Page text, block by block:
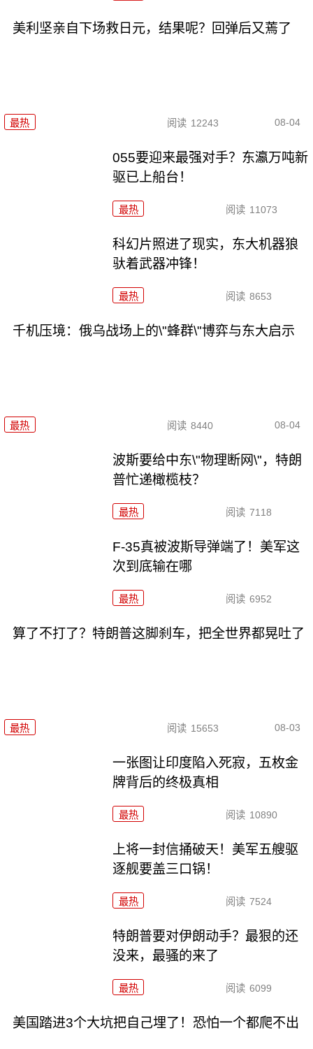
美利坚亲自下场救日元，结果呢？回弹后又蔫了
最热 阅读 12243 08-04
055要迎来最强对手？东瀛万吨新
驱已上船台！
最热 阅读 11073
科幻片照进了现实，东大机器狼
驮着武器冲锋！
最热 阅读 8653
千机压境：俄乌战场上的\"蜂群\"博弈与东大启示
最热 阅读 8440 08-04
波斯要给中东\"物理断网\"，特朗
普忙递橄榄枝？
最热 阅读 7118
F-35真被波斯导弹端了！美军这
次到底输在哪
最热 阅读 6952
算了不打了？特朗普这脚刹车，把全世界都晃吐了
最热 阅读 15653 08-03
一张图让印度陷入死寂，五枚金
牌背后的终极真相
最热 阅读 10890
上将一封信捅破天！美军五艘驱
逐舰要盖三口锅！
最热 阅读 7524
特朗普要对伊朗动手？最狠的还
没来，最骚的来了
最热 阅读 6099
美国踏进3个大坑把自己埋了！恐怕一个都爬不出